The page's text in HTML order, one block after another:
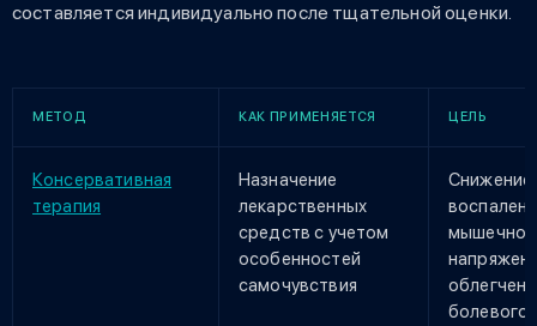
составляется индивидуально после тщательной оценки.
МЕТОД КАК ПРИМЕНЯЕТСЯ ЦЕЛЬ
Консервативная
терапия
Назначение
лекарственных
средств с учетом
особенностей
самочувствия
Снижение
болевого